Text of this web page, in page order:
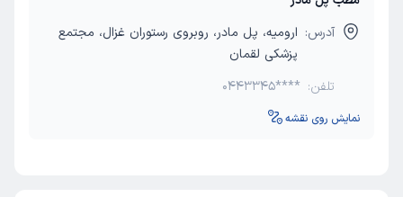
آدرس: ارومیه، پل مادر، روبروی رستوران غزال، مجتمع
پزشکی لقمان
تلفن: 0443345****
نمایش روی نقشه